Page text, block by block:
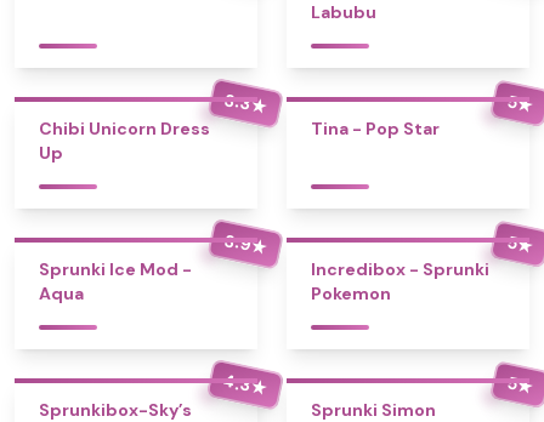
Labubu
3.3★
Chibi Unicorn Dress
Up
5★
Tina - Pop Star
3.9★
Sprunki Ice Mod -
Aqua
5★
Incredibox - Sprunki
Pokemon
4.3★
Sprunkibox-Sky’s
5★
Sprunki Simon